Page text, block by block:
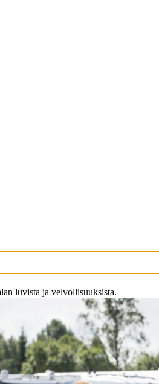
luvista ja velvollisuuksista.